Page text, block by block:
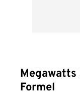
Formel